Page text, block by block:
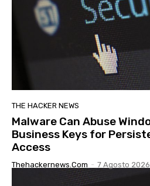
THE HACKER NEWS
Malware Can Abuse
Business Keys for
Access
Thehackernews.com - 7 Agosto 2026